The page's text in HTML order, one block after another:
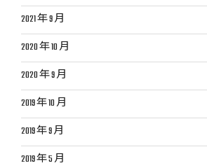
2021 年 9 月
2020 年 10 月
2020 年 9 月
2019 年 10 月
2019 年 9 月
2019 年 5 月